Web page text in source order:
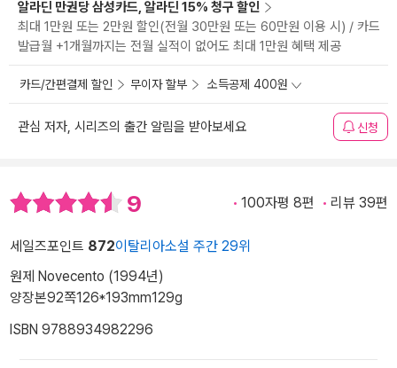
알라딘 만권당 삼성카드, 알라딘 15% 청구 할인
최대 1만원 또는 2만원 할인(전월 30만원 또는 60만원 이용 시) / 카드
발급월 +1개월까지는 전월 실적이 없어도 최대 1만원 혜택 제공
카드/간편결제 할인 무이자 할부 소득공제 400원
관심 저자, 시리즈의 출간 알림을 받아보세요 신청
9 100자평 8편 리뷰 39편
세일즈포인트 872이탈리아소설 주간 29위
원제 Novecento (1994년)
양장본92쪽126*193mm129g
ISBN 9788934982296